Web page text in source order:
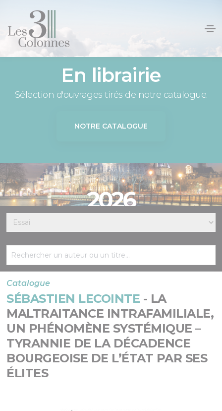
En librairie
Sélection d'ouvrages tirés de notre catalogue.
NOTRE CATALOGUE
2026
Catalogue
SÉBASTIEN LECOINTE - LA
MALTRAITANCE INTRAFAMILIALE,
UN PHÉNOMÈNE SYSTÉMIQUE –
TYRANNIE DE LA DÉCADENCE
BOURGEOISE DE L’ÉTAT PAR SES
ÉLITES